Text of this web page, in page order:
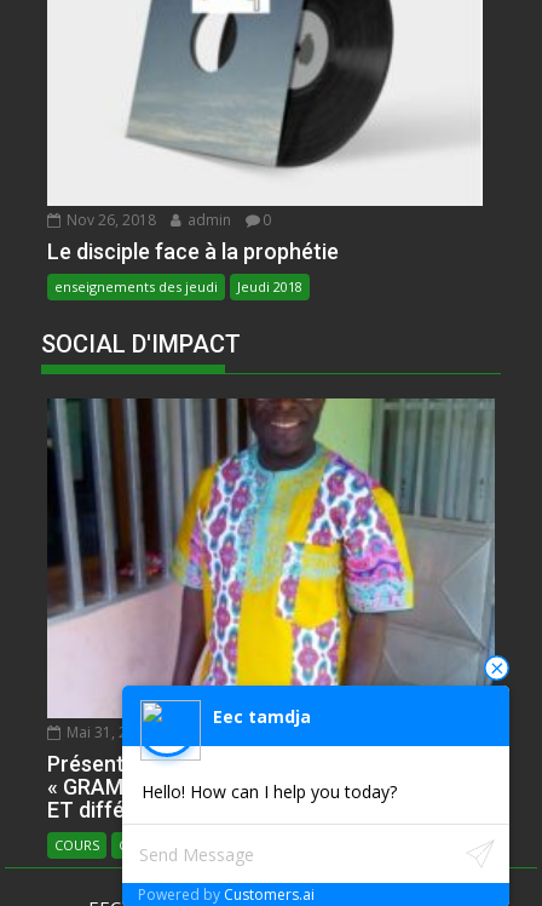
Nov 26, 2018 admin 0
Le disciple face à la prophétie
enseignements des jeudi Jeudi 2018
SOCIAL D'IMPACT
Mai 31, 2020 NDIE SADIE ZACHARIE
Présentation de l’Epreuve d’Anglais. Partie
« GRAMMAR » avec plusieur ILLUSTRATIONS
ET différents types
COURS COURS D'ANGLAIS
Eec tamdja
Hello! How can I help you today?
Powered by Customers.ai